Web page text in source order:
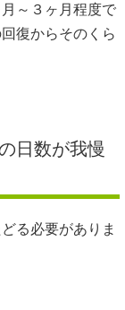
～３ヶ月程度で
復からそのくら
日数が我慢
る必要がありま